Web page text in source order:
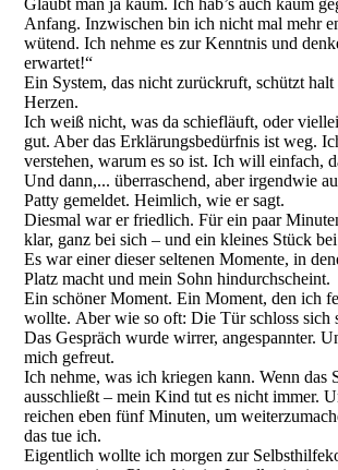
Glaubt man ja kaum. Ich hab’s auch kaum
Anfang. Inzwischen bin ich nicht mal mehr
wütend. Ich nehme es zur Kenntnis und
erwartet!“
Ein System, das nicht zurückruft, schützt halt
Herzen.
Ich weiß nicht, was da schiefläuft, oder
gut. Aber das Erklärungsbedürfnis ist weg.
verstehen, warum es so ist. Ich will einfach,
Und dann,... überraschend, aber irgendwie
Patty gemeldet. Heimlich, wie er sagt.
Diesmal war er friedlich. Für ein paar
klar, ganz bei sich – und ein kleines Stück
Es war einer dieser seltenen Momente, in
Platz macht und mein Sohn hindurchscheint.
Ein schöner Moment. Ein Moment, den ich
wollte. Aber wie so oft: Die Tür schloss sich
Das Gespräch wurde wirrer, angespannter.
mich gefreut.
Ich nehme, was ich kriegen kann. Wenn das
ausschließt – mein Kind tut es nicht immer.
reichen eben fünf Minuten, um
das tue ich.
Eigentlich wollte ich morgen zur